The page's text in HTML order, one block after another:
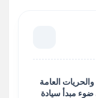
العامة
ضوء مبدأ سيادة